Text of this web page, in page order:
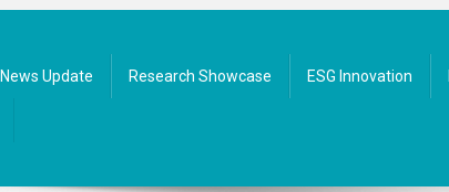
News Update Research Showcase ESG Innovation